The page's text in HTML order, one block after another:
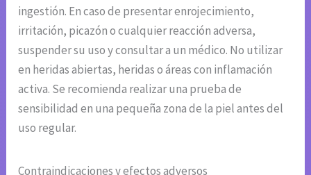
ingestión. En caso de presentar enrojecimiento,
irritación, picazón o cualquier reacción adversa,
suspender su uso y consultar a un médico. No utilizar
en heridas abiertas, heridas o áreas con inflamación
activa. Se recomienda realizar una prueba de
sensibilidad en una pequeña zona de la piel antes del
uso regular.
Contraindicaciones y efectos adversos